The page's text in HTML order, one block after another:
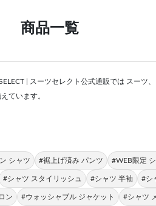
商品一覧
| スーツセレクト公式通販では スーツ
ています。
シャツ #裾上げ済み パンツ #WEB限定
#シャツ スタイリッシュ #シャツ 半袖 #シ
ン #ウォッシャブル ジャケット #シャツ